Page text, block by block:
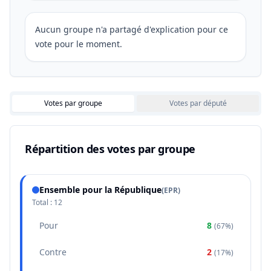
Aucun groupe n'a partagé d'explication pour ce
vote pour le moment.
Votes par groupe Votes par député
Répartition des votes par groupe
Ensemble pour la République(EPR)
Total : 12
Pour 8 (67%)
Contre 2 (17%)